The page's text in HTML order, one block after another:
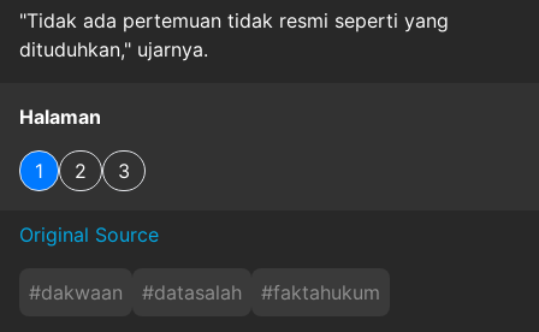
"Tidak ada pertemuan tidak resmi seperti yang
dituduhkan," ujarnya.
Halaman
1 2 3
Original Source
#dakwaan #datasalah #faktahukum